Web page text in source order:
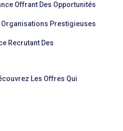
Offrant Des Opportunités
Organisations Prestigieuses
Recrutant Des
Les Offres Qui